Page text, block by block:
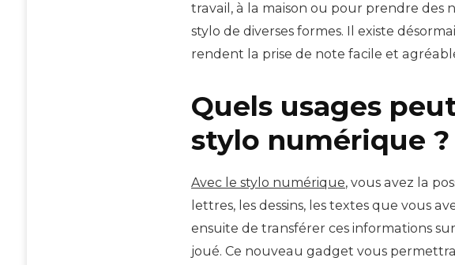
travail, à la maison ou pour prendre des
stylo de diverses formes. Il existe
rendent la prise de note facile et
Quels usages
stylo numérique ?
Avec le stylo numérique, vous avez la
lettres, les dessins, les textes que vous
ensuite de transférer ces informations
joué. Ce nouveau gadget vous